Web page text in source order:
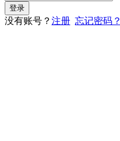
没有账号？ 注册 忘记密码？